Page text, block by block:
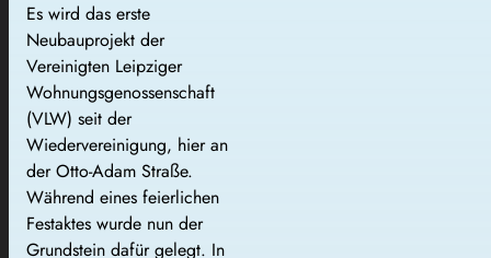
Es wird das erste
Neubauprojekt der
Vereinigten Leipziger
Wohnungsgenossenschaft
(VLW) seit der
Wiedervereinigung, hier an
der Otto-Adam Straße.
Während eines feierlichen
Festaktes wurde nun der
Grundstein dafür gelegt. In